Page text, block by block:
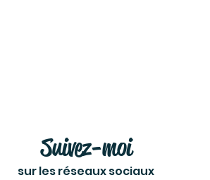
Suivez-moi
sur les réseaux sociaux